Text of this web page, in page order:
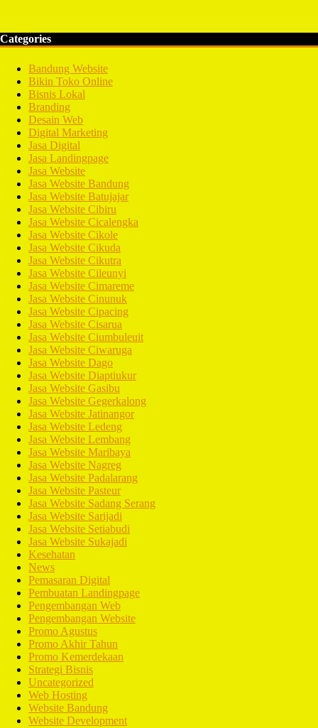
Categories
Bandung Website
Bikin Toko Online
Bisnis Lokal
Branding
Desain Web
Digital Marketing
Jasa Digital
Jasa Landingpage
Jasa Website
Jasa Website Bandung
Jasa Website Batujajar
Jasa Website Cibiru
Jasa Website Cicalengka
Jasa Website Cikole
Jasa Website Cikuda
Jasa Website Cikutra
Jasa Website Cileunyi
Jasa Website Cimareme
Jasa Website Cinunuk
Jasa Website Cipacing
Jasa Website Cisarua
Jasa Website Ciumbuleuit
Jasa Website Ciwaruga
Jasa Website Dago
Jasa Website Diaptiukur
Jasa Website Gasibu
Jasa Website Gegerkalong
Jasa Website Jatinangor
Jasa Website Ledeng
Jasa Website Lembang
Jasa Website Maribaya
Jasa Website Nagreg
Jasa Website Padalarang
Jasa Website Pasteur
Jasa Website Sadang Serang
Jasa Website Sarijadi
Jasa Website Setiabudi
Jasa Website Sukajadi
Kesehatan
News
Pemasaran Digital
Pembuatan Landingpage
Pengembangan Web
Pengembangan Website
Promo Agustus
Promo Akhir Tahun
Promo Kemerdekaan
Strategi Bisnis
Uncategorized
Web Hosting
Website Bandung
Website Development